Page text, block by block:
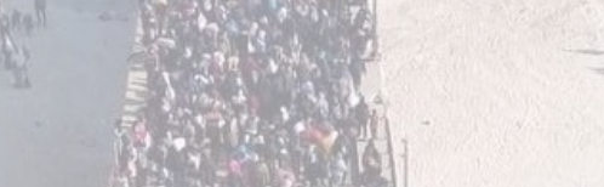
Skip to main content Skip to navigation